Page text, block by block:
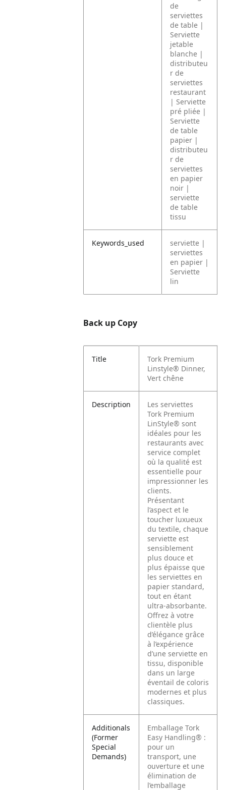
de
serviettes
de table |
Serviette
jetable
blanche |
distributeu
r de
serviettes
restaurant
| Serviette
pré pliée |
Serviette
de table
papier |
distributeu
r de
serviettes
en papier
noir |
serviette
de table
tissu
Keywords_used
serviette |
serviettes
en papier |
Serviette
lin
Back up Copy
Title
Tork Premium
Linstyle® Dinner,
Vert chêne
Description
Les serviettes
Tork Premium
LinStyle® sont
idéales pour les
restaurants avec
service complet
où la qualité est
essentielle pour
impressionner les
clients.
Présentant
l’aspect et le
toucher luxueux
du textile, chaque
serviette est
sensiblement
plus douce et
plus épaisse que
les serviettes en
papier standard,
tout en étant
ultra-absorbante.
Offrez à votre
clientèle plus
d’élégance grâce
à l’expérience
d’une serviette en
tissu, disponible
dans un large
éventail de coloris
modernes et plus
classiques.
Additionals
(Former
Special
Demands)
Emballage Tork
Easy Handling® :
pour un
transport, une
ouverture et une
élimination de
l’emballage